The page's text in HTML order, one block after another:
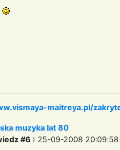
maitreya.pl/
muzyka lat 80
#6 : 25-09-2008 20:09:58